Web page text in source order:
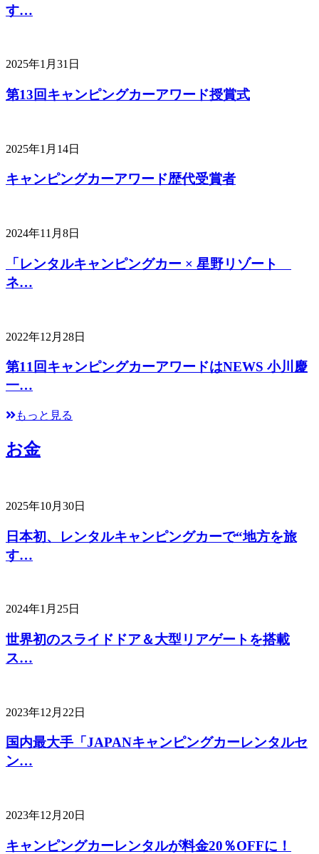
す…
2025年1月31日
第13回キャンピングカーアワード授賞式
2025年1月14日
キャンピングカーアワード歴代受賞者
2024年11月8日
「レンタルキャンピングカー × 星野リゾート
ネ…
2022年12月28日
第11回キャンピングカーアワードはNEWS 小川慶
一…
もっと見る
お金
2025年10月30日
日本初、レンタルキャンピングカーで“地方を旅
す…
2024年1月25日
世界初のスライドドア＆大型リアゲートを搭載
ス…
2023年12月22日
国内最大手「JAPANキャンピングカーレンタルセ
ン…
2023年12月20日
キャンピングカーレンタルが料金20％OFFに！